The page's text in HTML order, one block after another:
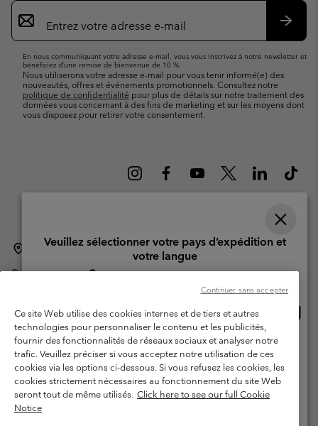
Inscription
par
e-
En nous communiquant votre adresse e-mail, vous vous inscrivez à notre newsletter et
bénéficiez d’une remise de bienvenue de 10 %.
Nous utiliserons votre adresse e-mail pour vous tenir informé(e) des
nouveautés, offres et événements promotionnels. Consultez notre
politique de confidentialité pour plus de détails sur notre traitement des
données vous concernant à des fins de marketing et sur les moyens dont
vous disposez pour retirer votre consentement.
Suisse (français) | English ›| Deutsch › | italiano ›
©2026Columbia Sportswear Company. Avenue des Morgines, 12 1213
Garanties Légales
Politique de confidentialité
Conditions d'utilisation - Membres
Conditions D'utilisation - Contenu généré par l'utilisateur
Impressum
Cookies
Ce site Web utilise des cookies internes et de tiers et autres
technologies pour personnaliser le contenu et les publicités,
fournir des fonctionnalités de réseaux sociaux et analyser notre
trafic. Veuillez préciser si vous acceptez notre utilisation de ces
cookies via les options ci-dessous. Si vous refusez les cookies, les
cookies strictement nécessaires au fonctionnement du site Web
seront tout de même utilisés. Click here to see our full Cookie
Notice
Continuer sans accepter
Veuillez sélectionner votre pays d’expédition et
votre langue
United States
Switzerland-English
Switzerland-Deutsch